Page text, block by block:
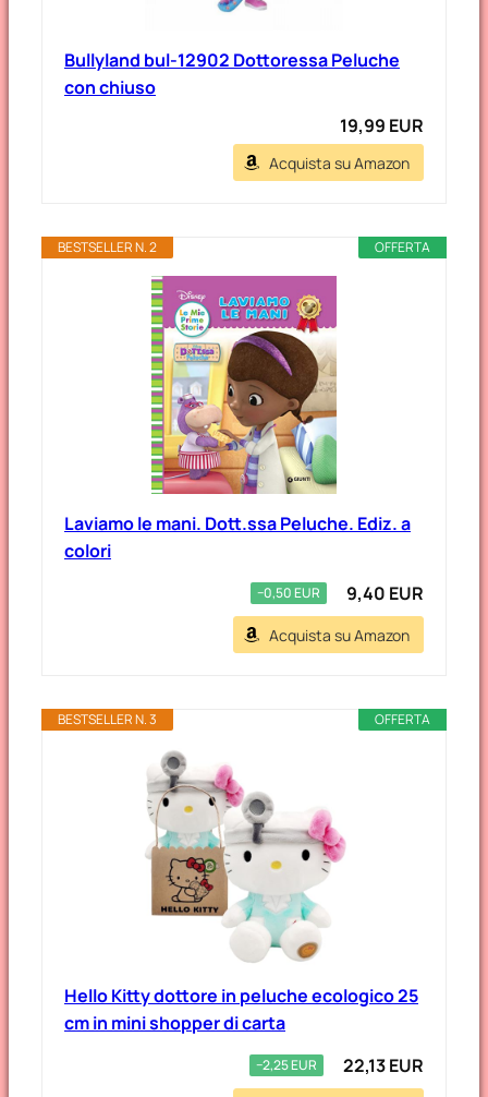
Bullyland bul-12902 Dottoressa Peluche
con chiuso
19,99 EUR
Acquista su Amazon
OFFERTA
BESTSELLER N. 2
Laviamo le mani. Dott.ssa Peluche. Ediz. a
colori
−0,50 EUR 9,40 EUR
Acquista su Amazon
OFFERTA
BESTSELLER N. 3
Hello Kitty dottore in peluche ecologico 25
cm in mini shopper di carta
−2,25 EUR 22,13 EUR